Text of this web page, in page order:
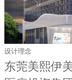
设计理念
东莞美熙伊